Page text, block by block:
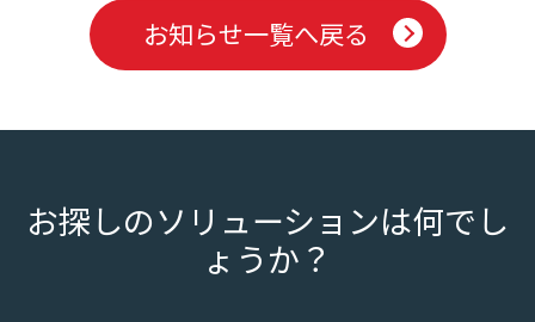
お知らせ一覧へ戻る
お探しのソリューションは何でし
ょうか？